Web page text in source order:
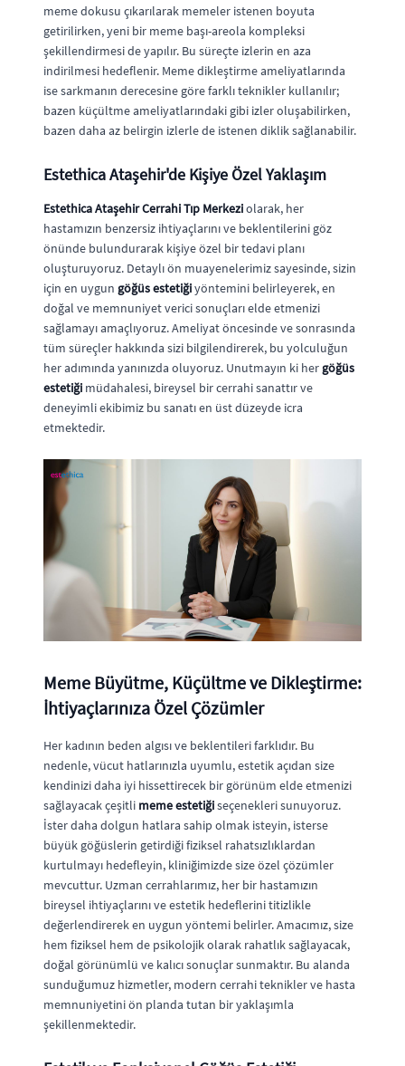
meme dokusu çıkarılarak memeler istenen boyuta
getirilirken, yeni bir meme başı-areola kompleksi
şekillendirmesi de yapılır. Bu süreçte izlerin en aza
indirilmesi hedeflenir. Meme dikleştirme ameliyatlarında
ise sarkmanın derecesine göre farklı teknikler kullanılır;
bazen küçültme ameliyatlarındaki gibi izler oluşabilirken,
bazen daha az belirgin izlerle de istenen diklik sağlanabilir.
Estethica Ataşehir'de Kişiye Özel Yaklaşım
Estethica Ataşehir Cerrahi Tıp Merkeziolarak, her
hastamızın benzersiz ihtiyaçlarını ve beklentilerini göz
önünde bulundurarak kişiye özel bir tedavi planı
oluşturuyoruz. Detaylı ön muayenelerimiz sayesinde, sizin
için en uygun göğüs estetiğiyöntemini belirleyerek, en
doğal ve memnuniyet verici sonuçları elde etmenizi
sağlamayı amaçlıyoruz. Ameliyat öncesinde ve sonrasında
tüm süreçler hakkında sizi bilgilendirerek, bu yolculuğun
her adımında yanınızda oluyoruz. Unutmayın ki her göğüs
estetiği müdahalesi, bireysel bir cerrahi sanattır ve
deneyimli ekibimiz bu sanatı en üst düzeyde icra
etmektedir.
Meme Büyütme, Küçültme ve Dikleştirme:
İhtiyaçlarınıza Özel Çözümler
Her kadının beden algısı ve beklentileri farklıdır. Bu
nedenle, vücut hatlarınızla uyumlu, estetik açıdan size
kendinizi daha iyi hissettirecek bir görünüm elde etmenizi
sağlayacak çeşitli meme estetiğiseçenekleri sunuyoruz.
İster daha dolgun hatlara sahip olmak isteyin, isterse
büyük göğüslerin getirdiği fiziksel rahatsızlıklardan
kurtulmayı hedefleyin, kliniğimizde size özel çözümler
mevcuttur. Uzman cerrahlarımız, her bir hastamızın
bireysel ihtiyaçlarını ve estetik hedeflerini titizlikle
değerlendirerek en uygun yöntemi belirler. Amacımız, size
hem fiziksel hem de psikolojik olarak rahatlık sağlayacak,
doğal görünümlü ve kalıcı sonuçlar sunmaktır. Bu alanda
sunduğumuz hizmetler, modern cerrahi teknikler ve hasta
memnuniyetini ön planda tutan bir yaklaşımla
şekillenmektedir.